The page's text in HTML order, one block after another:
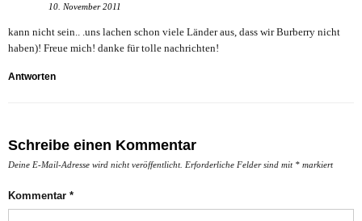
10. November 2011
kann nicht sein.. .uns lachen schon viele Länder aus, dass wir Burberry nicht
haben)! Freue mich! danke für tolle nachrichten!
Antworten
Schreibe einen Kommentar
Deine E-Mail-Adresse wird nicht veröffentlicht. Erforderliche Felder sind mit * markiert
Kommentar *